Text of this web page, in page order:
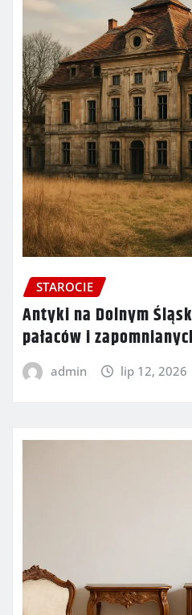
STAROCIE
Antyki na Dolnym
pałaców i
admin lip 12, 2026